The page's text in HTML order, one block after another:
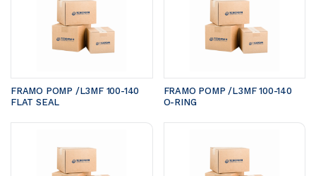
FRAMO POMP /L3MF 100-140
FLAT SEAL
FRAMO POMP /L3MF 100-140
O-RING